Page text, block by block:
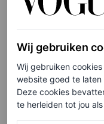
Wij gebruiken
Wij gebruiken
website goed te
Deze cookies
te herleiden tot jou